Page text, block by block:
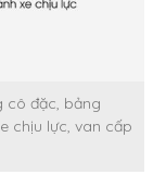
cô đặc, bảng
chịu lực, van cấp